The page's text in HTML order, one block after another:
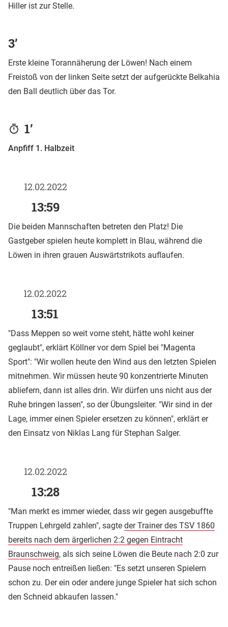
Hiller ist zur Stelle.
3’
Erste kleine Torannäherung der Löwen! Nach einem
Freistoß von der linken Seite setzt der aufgerückte Belkahia
den Ball deutlich über das Tor.
1’
Anpfiff 1. Halbzeit
12.02.2022
13:59
Die beiden Mannschaften betreten den Platz! Die
Gastgeber spielen heute komplett in Blau, während die
Löwen in ihren grauen Auswärtstrikots auflaufen.
12.02.2022
13:51
"Dass Meppen so weit vorne steht, hätte wohl keiner
geglaubt", erklärt Köllner vor dem Spiel bei "Magenta
Sport": "Wir wollen heute den Wind aus den letzten Spielen
mitnehmen. Wir müssen heute 90 konzentrierte Minuten
abliefern, dann ist alles drin. Wir dürfen uns nicht aus der
Ruhe bringen lassen", so der Übungsleiter. "Wir sind in der
Lage, immer einen Spieler ersetzen zu können", erklärt er
den Einsatz von Niklas Lang für Stephan Salger.
12.02.2022
13:28
"Man merkt es immer wieder, dass wir gegen ausgebuffte
Truppen Lehrgeld zahlen", sagte der Trainer des TSV 1860
bereits nach dem ärgerlichen 2:2 gegen Eintracht
Braunschweig, als sich seine Löwen die Beute nach 2:0 zur
Pause noch entreißen ließen: "Es setzt unseren Spielern
schon zu. Der ein oder andere junge Spieler hat sich schon
den Schneid abkaufen lassen."